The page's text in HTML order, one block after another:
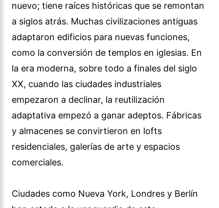
nuevo; tiene raíces históricas que se remontan
a siglos atrás. Muchas civilizaciones antiguas
adaptaron edificios para nuevas funciones,
como la conversión de templos en iglesias. En
la era moderna, sobre todo a finales del siglo
XX, cuando las ciudades industriales
empezaron a declinar, la reutilización
adaptativa empezó a ganar adeptos. Fábricas
y almacenes se convirtieron en lofts
residenciales, galerías de arte y espacios
comerciales.
Ciudades como Nueva York, Londres y Berlín